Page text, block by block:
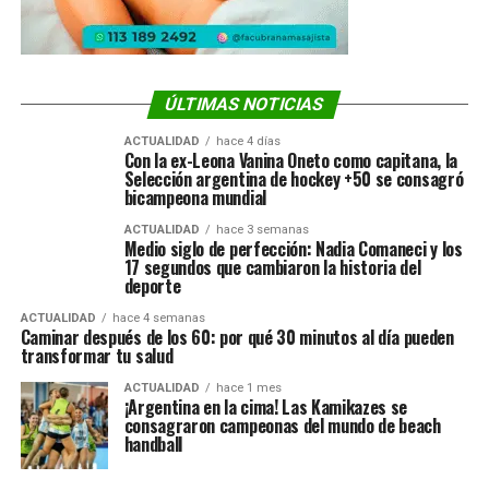
ÚLTIMAS NOTICIAS
ACTUALIDAD hace 4 días
Con la ex-Leona Vanina Oneto como capitana, la
Selección argentina de hockey +50 se consagró
bicampeona mundial
ACTUALIDAD hace 3 semanas
Medio siglo de perfección: Nadia Comaneci y los
17 segundos que cambiaron la historia del
deporte
ACTUALIDAD hace 4 semanas
Caminar después de los 60: por qué 30 minutos al día pueden
transformar tu salud
ACTUALIDAD hace 1 mes
¡Argentina en la cima! Las Kamikazes se
consagraron campeonas del mundo de beach
handball